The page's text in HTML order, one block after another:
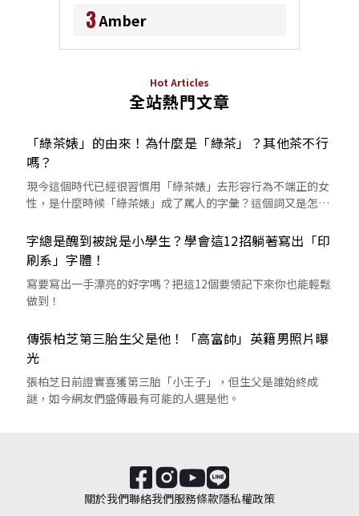
3Amber
Hot Articles
全站熱門文章
「綠茶婊」的由來！為什麼是「綠茶」？其他茶不行
嗎？
現今這個時代已經很習慣用「綠茶婊」去形容行為不端正的女
性，是什麼時候「綠茶婊」成了罵人的字彙？這個詞又是怎麼
字總是醜到被說是小學生？學會這12招躺著寫出「印
刷系」字體！
寫要寫出一手漂亮的好字嗎？把這12個要領記下來你也能輕鬆
做到！
傳張柏芝第三胎生父是他！「高富帥」英籍男照片曝
光
張柏芝日前證實喜獲第三胎「小王子」，但生父是誰始終成
謎，如今網友們盛傳最有可能的人選是他。
關於我們聯絡我們服務條款隱私權政策